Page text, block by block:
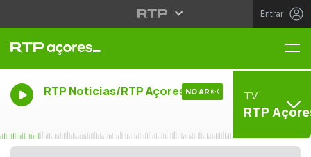
Entrar
RTP Noticias/RTP Açores NO AR TV
RTP